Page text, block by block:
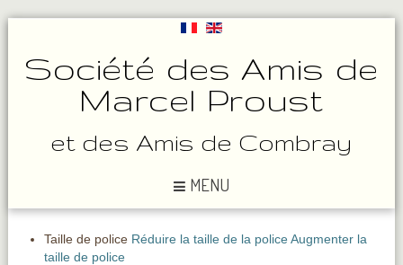
Société des Amis de
Marcel Proust
et des Amis de Combray
MENU
Taille de police Réduire la taille de la police Augmenter la
taille de police